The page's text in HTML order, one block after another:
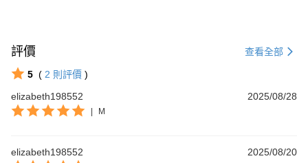
評價 查看全部
5 ( 2 則評價 )
elizabeth198552
2025/08/28
| M
elizabeth198552 2025/08/20